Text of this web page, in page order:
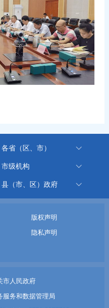
各省（区、市）
市级机构
县（市、区）政府
版权声明
隐私声明
市人民政府
服务和数据管理局